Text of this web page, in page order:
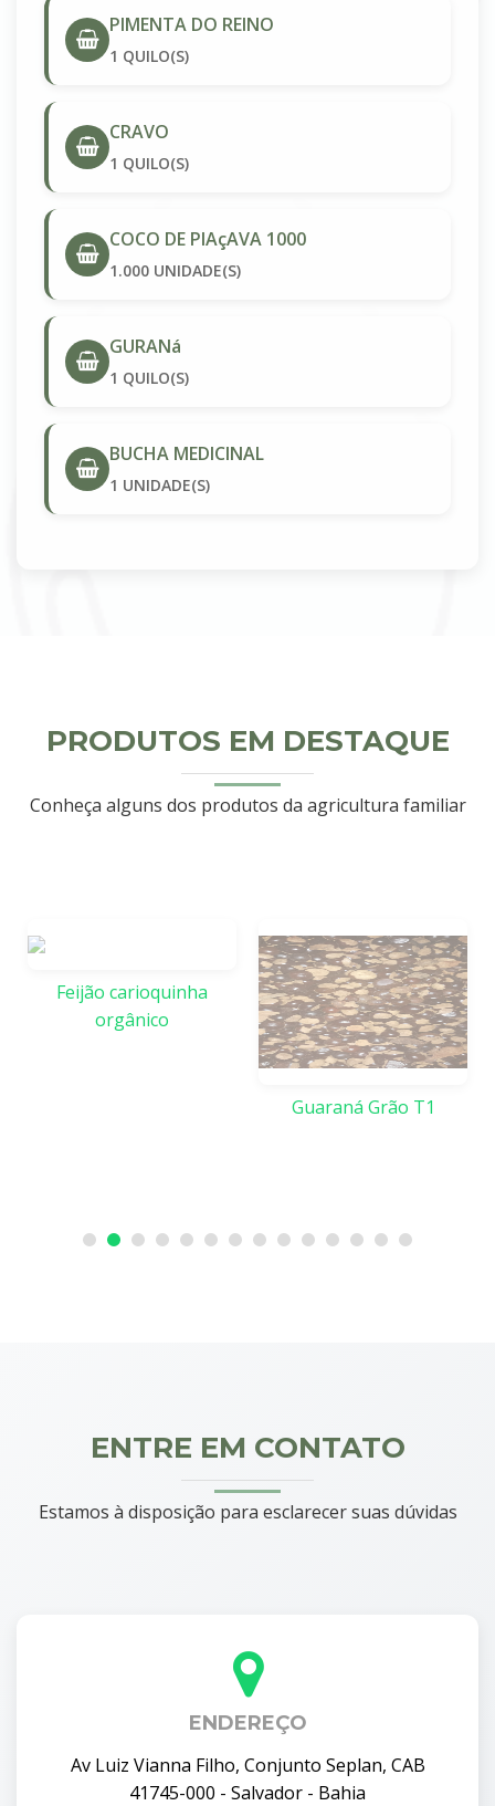
PIMENTA DO REINO
1 QUILO(S)
CRAVO
1 QUILO(S)
COCO DE PIAçAVA 1000
1.000 UNIDADE(S)
GURANá
1 QUILO(S)
BUCHA MEDICINAL
1 UNIDADE(S)
PRODUTOS EM DESTAQUE
Conheça alguns dos produtos da agricultura familiar
Feijão carioquinha
orgânico
Guaraná Grão T1
ENTRE EM CONTATO
Estamos à disposição para esclarecer suas dúvidas
ENDEREÇO
Av Luiz Vianna Filho, Conjunto Seplan, CAB
41745-000 - Salvador - Bahia